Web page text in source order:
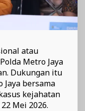
atau
Metro Jaya
Dukungan itu
bersama
kejahatan
Mei 2026.